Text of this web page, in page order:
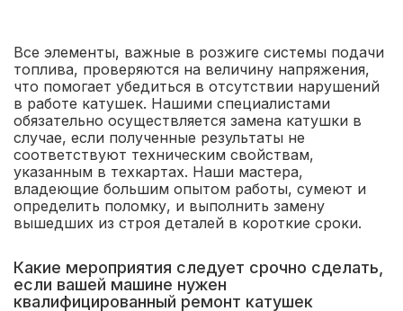
Все элементы, важные в розжиге системы подачи
топлива, проверяются на величину напряжения,
что помогает убедиться в отсутствии нарушений
в работе катушек. Нашими специалистами
обязательно осуществляется замена катушки в
случае, если полученные результаты не
соответствуют техническим свойствам,
указанным в техкартах. Наши мастера,
владеющие большим опытом работы, сумеют и
определить поломку, и выполнить замену
вышедших из строя деталей в короткие сроки.
Какие мероприятия следует срочно сделать,
если вашей машине нужен
квалифицированный ремонт катушек